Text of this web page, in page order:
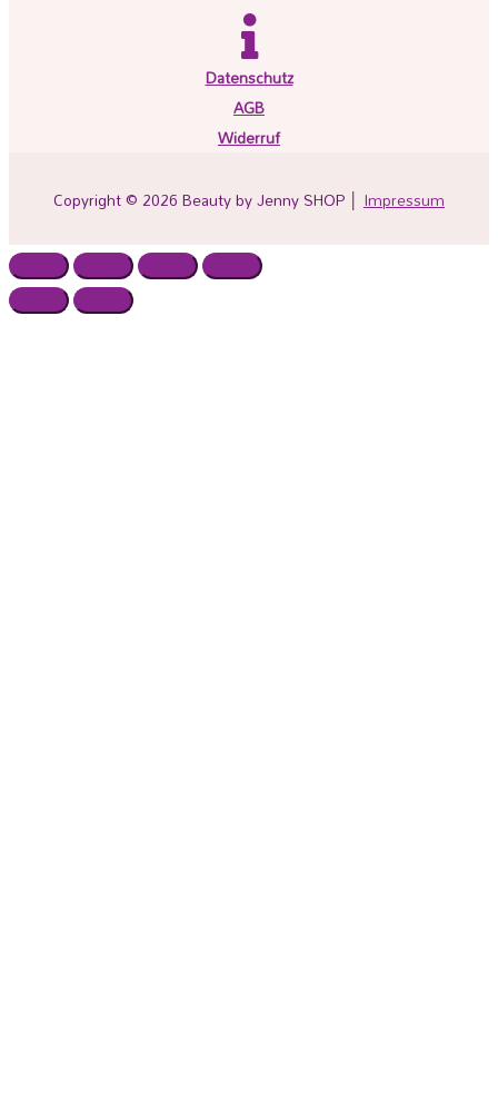
Datenschutz
AGB
Widerruf
Copyright © 2026Beauty by Jenny SHOP │ Impressum